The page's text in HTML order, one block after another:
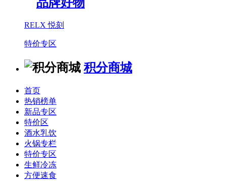
RELX 悦刻
特价专区
积分商城
首页
热销榜单
新品专区
特价区
酒水乳饮
火锅专栏
特价专区
生鲜冷冻
方便速食